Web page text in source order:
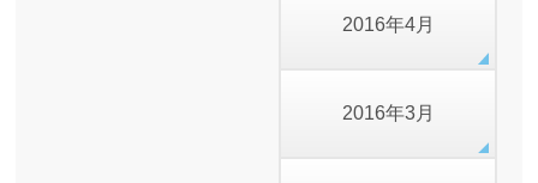
2016年4月
2016年3月